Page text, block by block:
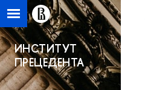
ИНСТИТУТ
ПРЕЦЕДЕНТА